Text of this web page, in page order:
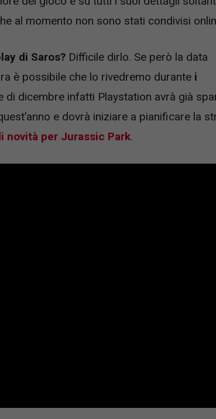
al momento non sono stati condivisi
di Saros? Difficile dirlo. Se però la data
è possibile che lo rivedremo durante i
di dicembre infatti Playstation avrà già
e dovrà iniziare a pianificare la
novità per Jurassic Park.